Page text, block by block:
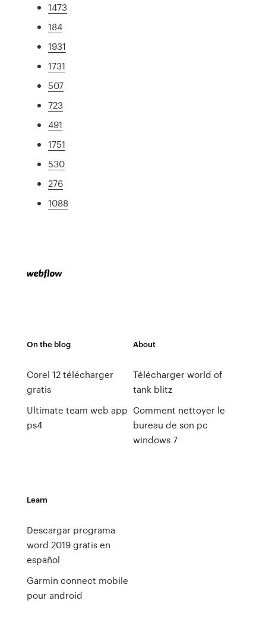
1473
184
1931
1731
507
723
491
1751
530
276
1088
On the blog
Corel 12 télécharger
gratis
Ultimate team web app
ps4
About
Télécharger world of
tank blitz
Comment nettoyer le
bureau de son pc
windows 7
Learn
Descargar programa
word 2019 gratis en
español
Garmin connect mobile
pour android